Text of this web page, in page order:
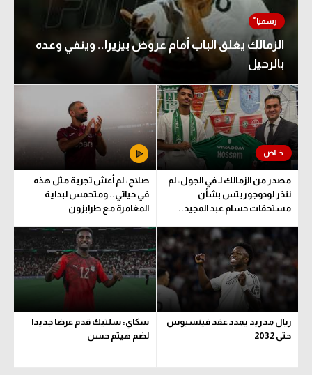
الزمالك يغلق الباب أمام عروض بيزيرا.. وينفي وعده
بالرحيل
مصدر من الزمالك لـ في الجول: لم
ننذر لودوجوريتس بشأن
مستحقات حسام عبد المجيد..
صلاح: لم أعش تجربة مثل هذه
في حياتي.. ومتحمس لبداية
المغامرة مع طرابزون
ريال مدريد يمدد عقد فينسيوس
حتى 2032
سكاي: سلتيك قدم عرضا جديدا
لضم هيثم حسن